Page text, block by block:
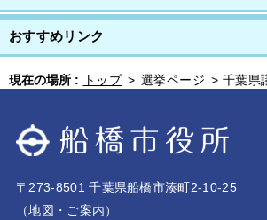
おすすめリンク
現在の場所 : トップ > 選挙ページ > 千葉県
〒273-8501 千葉県船橋市湊町2-10-25
（地図・ご案内）